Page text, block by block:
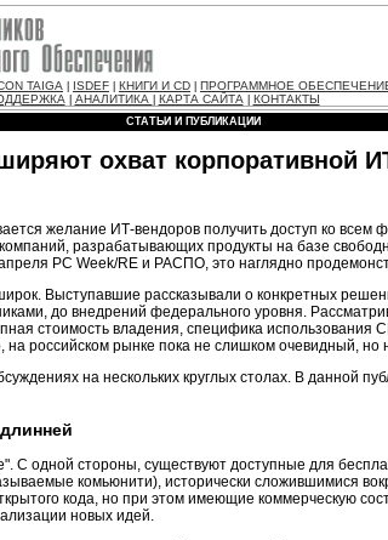
TAIGA ISDEF КНИГИ И CD ПРОГРАММНОЕ
| АНАЛИТИКА КАРТА САЙТА| КОНТАКТЫ
СТАТЬИ И ПУБЛИКАЦИИ
охват корпоративной
желание ИТ-вендоров получить доступ ко
разрабатывающих продукты на базе
PC Week/RE и РАСПО, это наглядно
Выступавшие рассказывали о конкретных
до внедрений федерального уровня.
стоимость владения, специфика
российском рынке пока не слишком очевидный,
на нескольких круглых столах. В данной
С одной стороны, существуют доступные для
комьюнити), исторически сложившимися
кода, но при этом имеющие коммерческую
новых идей.